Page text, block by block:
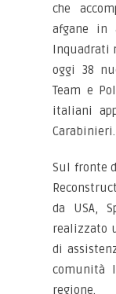
che
afgane in
Inquadrati
oggi 38
Team e
italiani
Carabinieri.
Sul fronte
da USA,
realizzato
di
comunità
regione.